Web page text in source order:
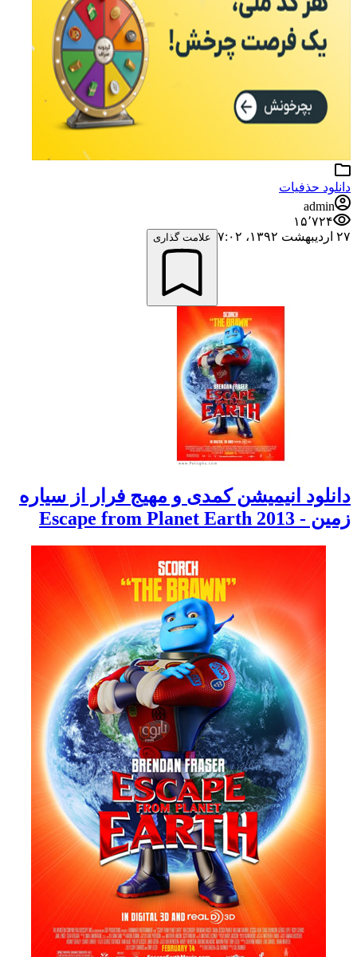
دانلود حذفیات
admin
۱۵٬۷۲۴
۲۷ اردیبهشت ۱۳۹۲،‏ ۷:۰۲
علامت گذاری
دانلود انیمیشن کمدی و مهیج فرار از سیاره
زمین - Escape from Planet Earth 2013